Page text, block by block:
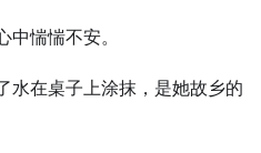
惴惴不安。
水在桌子上涂抹，是她故乡的